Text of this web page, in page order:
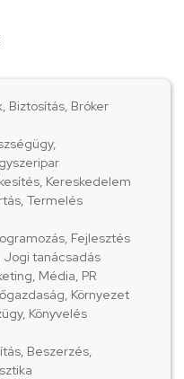
Biztosítás, Bróker
Kereskedelem
Termelés
Fejlesztés
Jogi tanácsadás
Média, PR
Környezet
Könyvelés
Beszerzés,